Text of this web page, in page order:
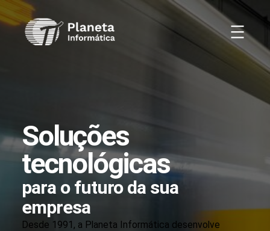
para
conteúdo
Soluções
tecnológicas
para o futuro da sua
empresa
Desde 1991, a Planeta Informática desenvolve